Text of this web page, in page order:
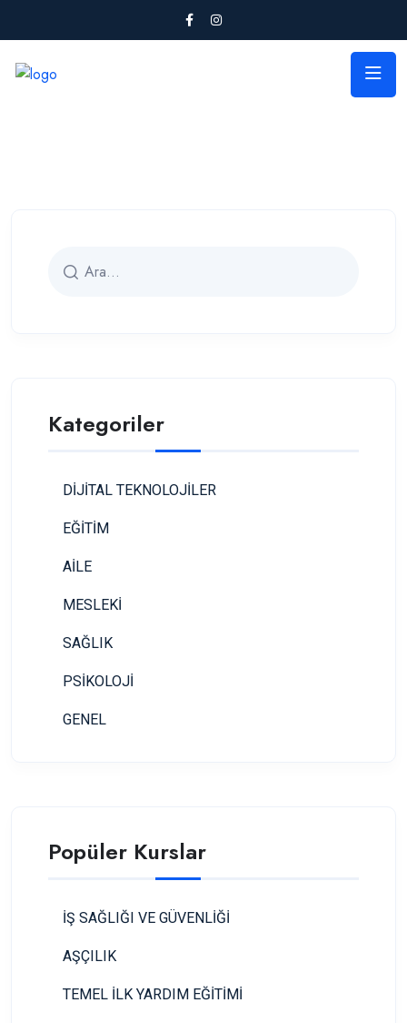
Kategoriler
DİJİTAL TEKNOLOJİLER
EĞİTİM
AİLE
MESLEKİ
SAĞLIK
PSİKOLOJİ
GENEL
Popüler Kurslar
İŞ SAĞLIĞI VE GÜVENLİĞİ
AŞÇILIK
TEMEL İLK YARDIM EĞİTİMİ